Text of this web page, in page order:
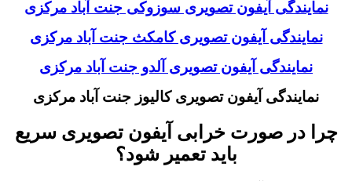
نمایندگی آیفون تصویری سوزوکی جنت آباد مرکزی
نمایندگی آیفون تصویری کامکث جنت آباد مرکزی
نمایندگی آیفون تصویری آلدو جنت آباد مرکزی
نمایندگی آیفون تصویری کالیوز جنت آباد مرکزی
چرا در صورت خرابی آیفون تصویری سریع
باید تعمیر شود؟